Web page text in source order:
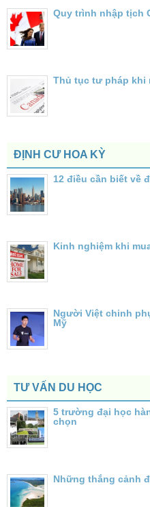
Quy trình nhập tịch
Thủ tục tư pháp khi
ĐỊNH CƯ HOA KỲ
12 điều cần biết về
Kinh nghiệm khi
Người Việt chinh
Mỹ
TƯ VẤN DU HỌC
5 trường đại học
chọn
Những thắng cảnh